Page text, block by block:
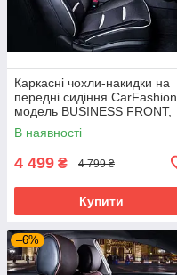
Каркасні чохли-накидки на
передні сидіння CarFashion,
модель BUSINESS FRONT,
чорний/білий
В наявності
4 499 ₴ 4 799 ₴
Купити
–6%